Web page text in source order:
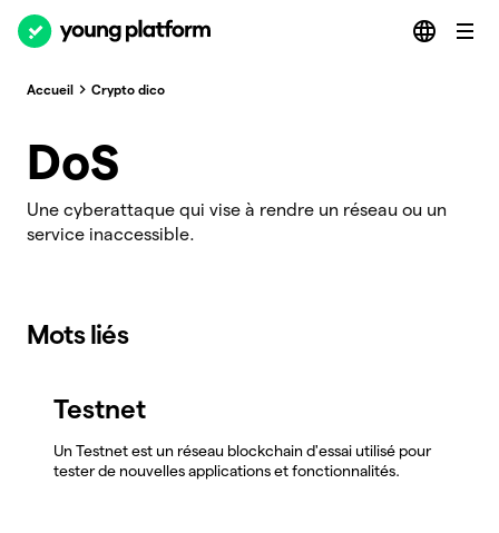
Accueil Crypto dico
DoS
Une cyberattaque qui vise à rendre un réseau ou un
service inaccessible.
Mots liés
Testnet
Un Testnet est un réseau blockchain d'essai utilisé pour
tester de nouvelles applications et fonctionnalités.